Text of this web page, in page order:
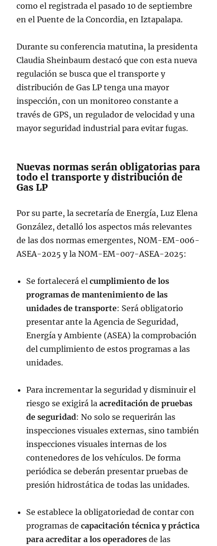
como el registrada el pasado 10 de septiembre
en el Puente de la Concordia, en Iztapalapa.
Durante su conferencia matutina, la presidenta
Claudia Sheinbaum destacó que con esta nueva
regulación se busca que el transporte y
distribución de Gas LP tenga una mayor
inspección, con un monitoreo constante a
través de GPS, un regulador de velocidad y una
mayor seguridad industrial para evitar fugas.
Nuevas normas serán obligatorias para
todo el transporte y distribución de
Gas LP
Por su parte, la secretaría de Energía, Luz Elena
González, detalló los aspectos más relevantes
de las dos normas emergentes, NOM-EM-006-
ASEA-2025 y la NOM-EM-007-ASEA-2025:
Se fortalecerá elcumplimiento de los
programas de mantenimiento de las
unidades de transporte: Será obligatorio
presentar ante la Agencia de Seguridad,
Energía y Ambiente (ASEA) la comprobación
del cumplimiento de estos programas a las
unidades.
Para incrementar la seguridad y disminuir el
riesgo se exigirá laacreditación de pruebas
de seguridad: No solo se requerirán las
inspecciones visuales externas, sino también
inspecciones visuales internas de los
contenedores de los vehículos. De forma
periódica se deberán presentar pruebas de
presión hidrostática de todas las unidades.
Se establece la obligatoriedad de contar con
programas decapacitación técnica y práctica
para acreditar a los operadores de las